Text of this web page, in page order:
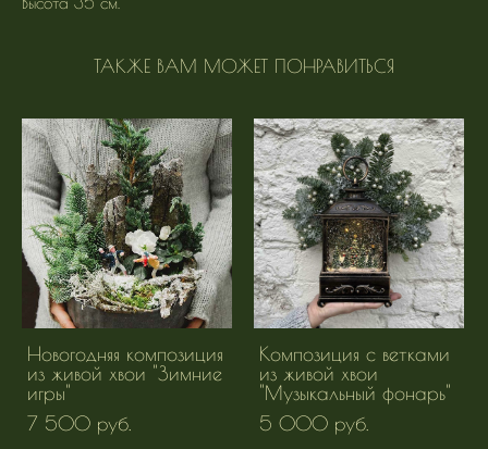
ТАКЖЕ ВАМ МОЖЕТ ПОНРАВИТЬСЯ
Новогодняя композиция
из живой хвои "Зимние
игры"
7 500 pуб.
Композиция с ветками
из живой хвои
"Музыкальный фонарь"
5 000 pуб.